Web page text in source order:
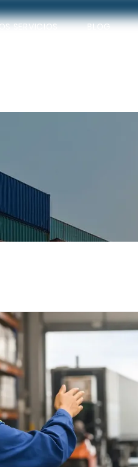
SERVICIOS BLOG